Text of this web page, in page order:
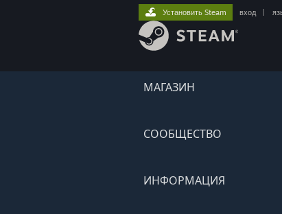
МАГАЗИН
СООБЩЕСТВО
ИНФОРМАЦИЯ
Установить Steam вход